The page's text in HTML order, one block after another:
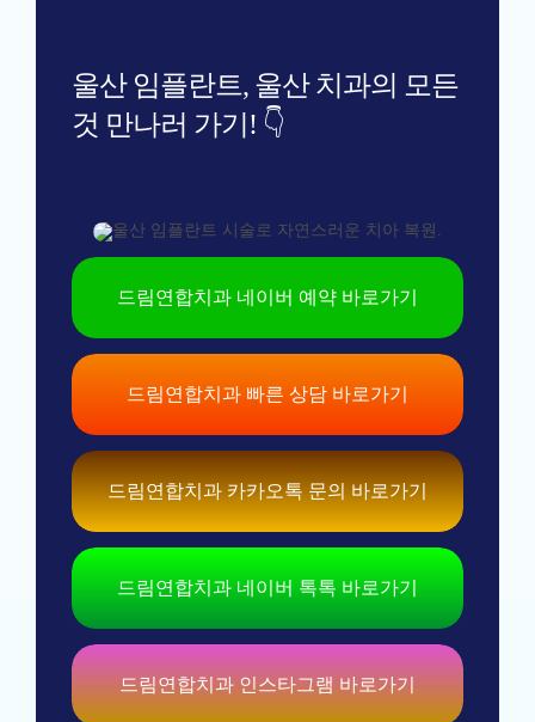
울산 임플란트, 울산 치과의 모든
것 만나러 가기! 👇
드림연합치과 네이버 예약 바로가기
드림연합치과 빠른 상담 바로가기
드림연합치과 카카오톡 문의 바로가기
드림연합치과 네이버 톡톡 바로가기
드림연합치과 인스타그램 바로가기